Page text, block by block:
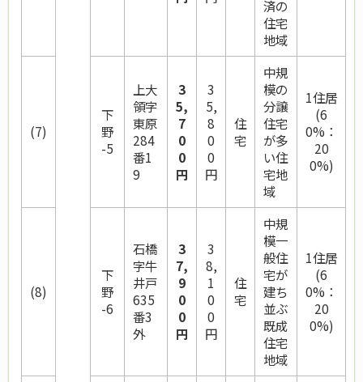
済の
住宅
地域
(7)
下
野
-5
上大
領字
東原
284
番1
9
3
5,
7
0
0
円
3
5,
8
0
0
円
住
宅
中規
模の
分譲
住宅
が多
い住
宅地
域
1住居
(6
0%：
20
0%)
(8)
下
野
-6
石橋
字牛
井戸
635
番3
外
3
7,
9
0
0
円
3
8,
1
0
0
円
住
宅
中規
模一
般住
宅が
建ち
並ぶ
既成
住宅
地域
1住居
(6
0%：
20
0%)